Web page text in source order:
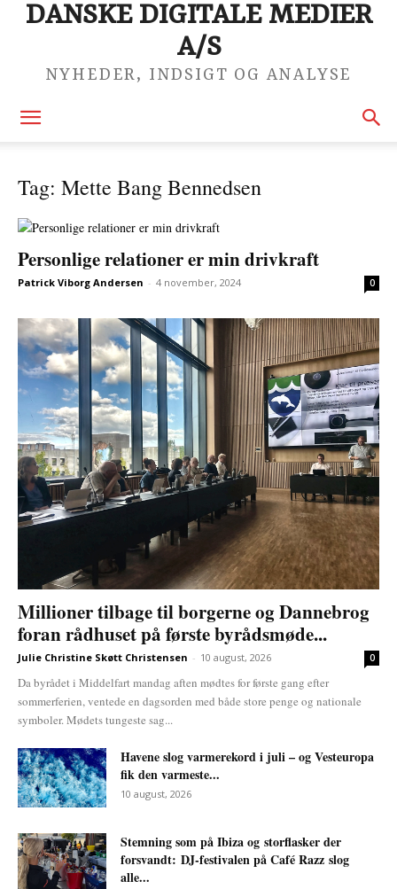
DANSKE DIGITALE MEDIER
A/S
NYHEDER, INDSIGT OG ANALYSE
Tag: Mette Bang Bennedsen
Personlige relationer er min drivkraft
Patrick Viborg Andersen - 4 november, 2024 0
Millioner tilbage til borgerne og Dannebrog
foran rådhuset på første byrådsmøde...
Julie Christine Skøtt Christensen - 10 august, 2026 0
Da byrådet i Middelfart mandag aften mødtes for første gang efter
sommerferien, ventede en dagsorden med både store penge og nationale
symboler. Mødets tungeste sag...
Havene slog varmerekord i juli – og Vesteuropa
fik den varmeste...
10 august, 2026
Stemning som på Ibiza og storflasker der
forsvandt: DJ-festivalen på Café Razz slog
alle...